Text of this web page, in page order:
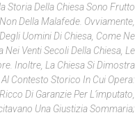
Storia Della Chiesa Sono Frutto
Della Malafede. Ovviamente,
Uomini Di Chiesa, Come Ne
Venti Secoli Della Chiesa, Le
Inoltre, La Chiesa Si Dimostra
Contesto Storico In Cui Opera:
Di Garanzie Per L’imputato,
Una Giustizia Sommaria;